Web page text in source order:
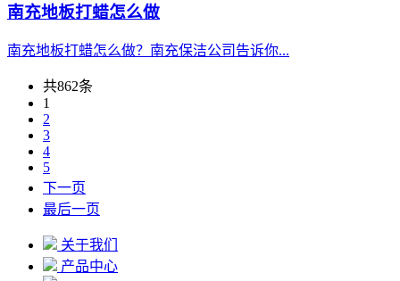
南充地板打蜡怎么做
南充地板打蜡怎么做？南充保洁公司告诉你...
共862条
1
2
3
4
5
下一页
最后一页
关于我们
产品中心